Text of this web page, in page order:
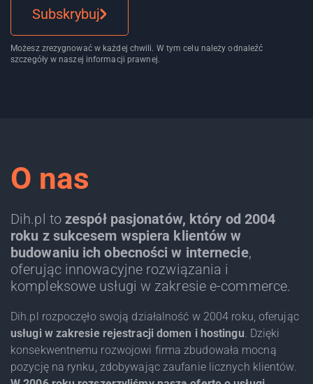
Subskrybuj
Możesz zrezygnować w każdej chwili. W tym celu należy odnaleźć
szczegóły w naszej informacji prawnej.
O nas
Dih.pl to zespół pasjonatów, który od 2004
roku z sukcesem wspiera klientów w
budowaniu ich obecności w internecie,
oferując innowacyjne rozwiązania i
kompleksowe usługi w zakresie e-commerce.
Dih.pl rozpoczęło swoją działalność w 2004 roku, oferując
usługi w zakresie rejestracji domen i hostingu. Dzięki
konsekwentnemu rozwojowi firma zbudowała mocną
pozycję na rynku, zdobywając zaufanie licznych klientów.